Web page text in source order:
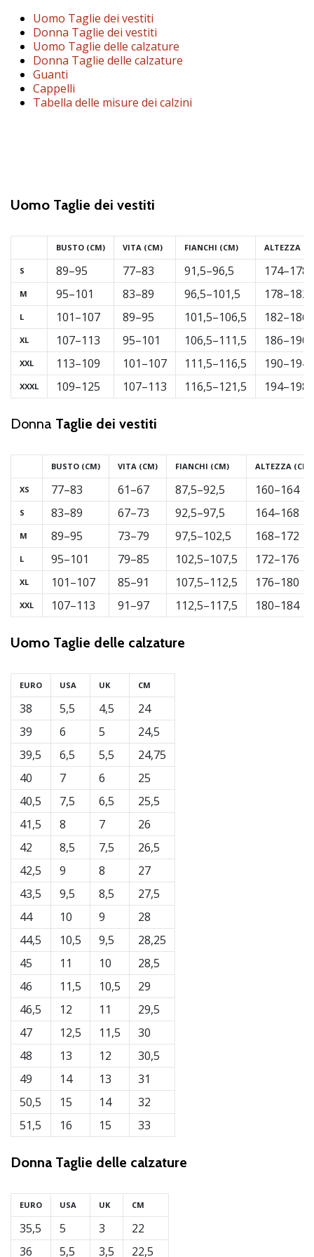
ambassador
Weplayvolleyball
Sei
un
fanatico
della
come
Ambassador.
11. 8. 2022
•
Tempo di lettura: 2 min.
Weplayvolleyball
affiliate
program
Hai
tuo
personale,
gestisci
una
pagina
Facebook
o
un
forum
online?
Fa’
generino
Unisciti
al…
Mostra
tutti gli
articoli
Uomo Taglie dei vestiti
Donna Taglie dei vestiti
Uomo Taglie delle calzature
Donna Taglie delle calzature
Guanti
Cappelli
Tabella delle misure dei calzini
Uomo Taglie dei vestiti
S
M
L
XL
XXL
XXXL
BUSTO (CM)
89–95
95–101
101–107
107–113
113–109
109–125
VITA (CM)
77–83
83–89
89–95
95–101
101–107
107–113
FIANCHI (CM)
91,5–96,5
96,5–101,5
101,5–106,5
106,5–111,5
111,5–116,5
116,5–121,5
ALTEZZA
174–178
178–182
182–186
186–190
190–194
194–198
Donna Taglie dei vestiti
XS
S
M
L
XL
XXL
BUSTO (CM)
77–83
83–89
89–95
95–101
101–107
107–113
VITA (CM)
61–67
67–73
73–79
79–85
85–91
91–97
FIANCHI (CM)
87,5–92,5
92,5–97,5
97,5–102,5
102,5–107,5
107,5–112,5
112,5–117,5
ALTEZZA (CM)
160–164
164–168
168–172
172–176
176–180
180–184
Uomo Taglie delle calzature
EURO
38
39
39,5
40
40,5
41,5
42
42,5
43,5
44
44,5
45
46
46,5
47
48
49
50,5
51,5
USA
5,5
6
6,5
7
7,5
8
8,5
9
9,5
10
10,5
11
11,5
12
12,5
13
14
15
16
UK
4,5
5
5,5
6
6,5
7
7,5
8
8,5
9
9,5
10
10,5
11
11,5
12
13
14
15
CM
24
24,5
24,75
25
25,5
26
26,5
27
27,5
28
28,25
28,5
29
29,5
30
30,5
31
32
33
Donna Taglie delle calzature
EURO
35,5
36
USA
5
5,5
UK
3
3,5
CM
22
22,5